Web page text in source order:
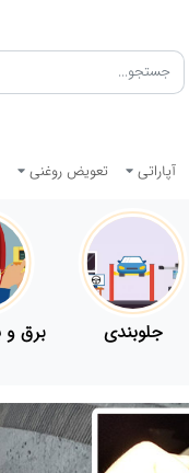
آپاراتی تعویض روغنی
جلوبندی